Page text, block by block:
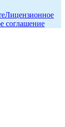
Лицензионное
соглашение